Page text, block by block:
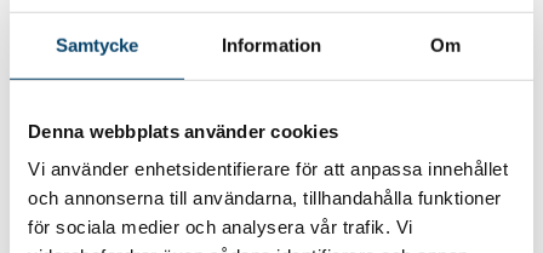
Samtycke Information Om
Denna webbplats använder cookies
Vi använder enhetsidentifierare för att anpassa innehållet
och annonserna till användarna, tillhandahålla funktioner
för sociala medier och analysera vår trafik. Vi
ett intyg om försumbart stöd (De minimis).För frågor och
mer information, kontaktaelina.landqvist@vaxjo.se